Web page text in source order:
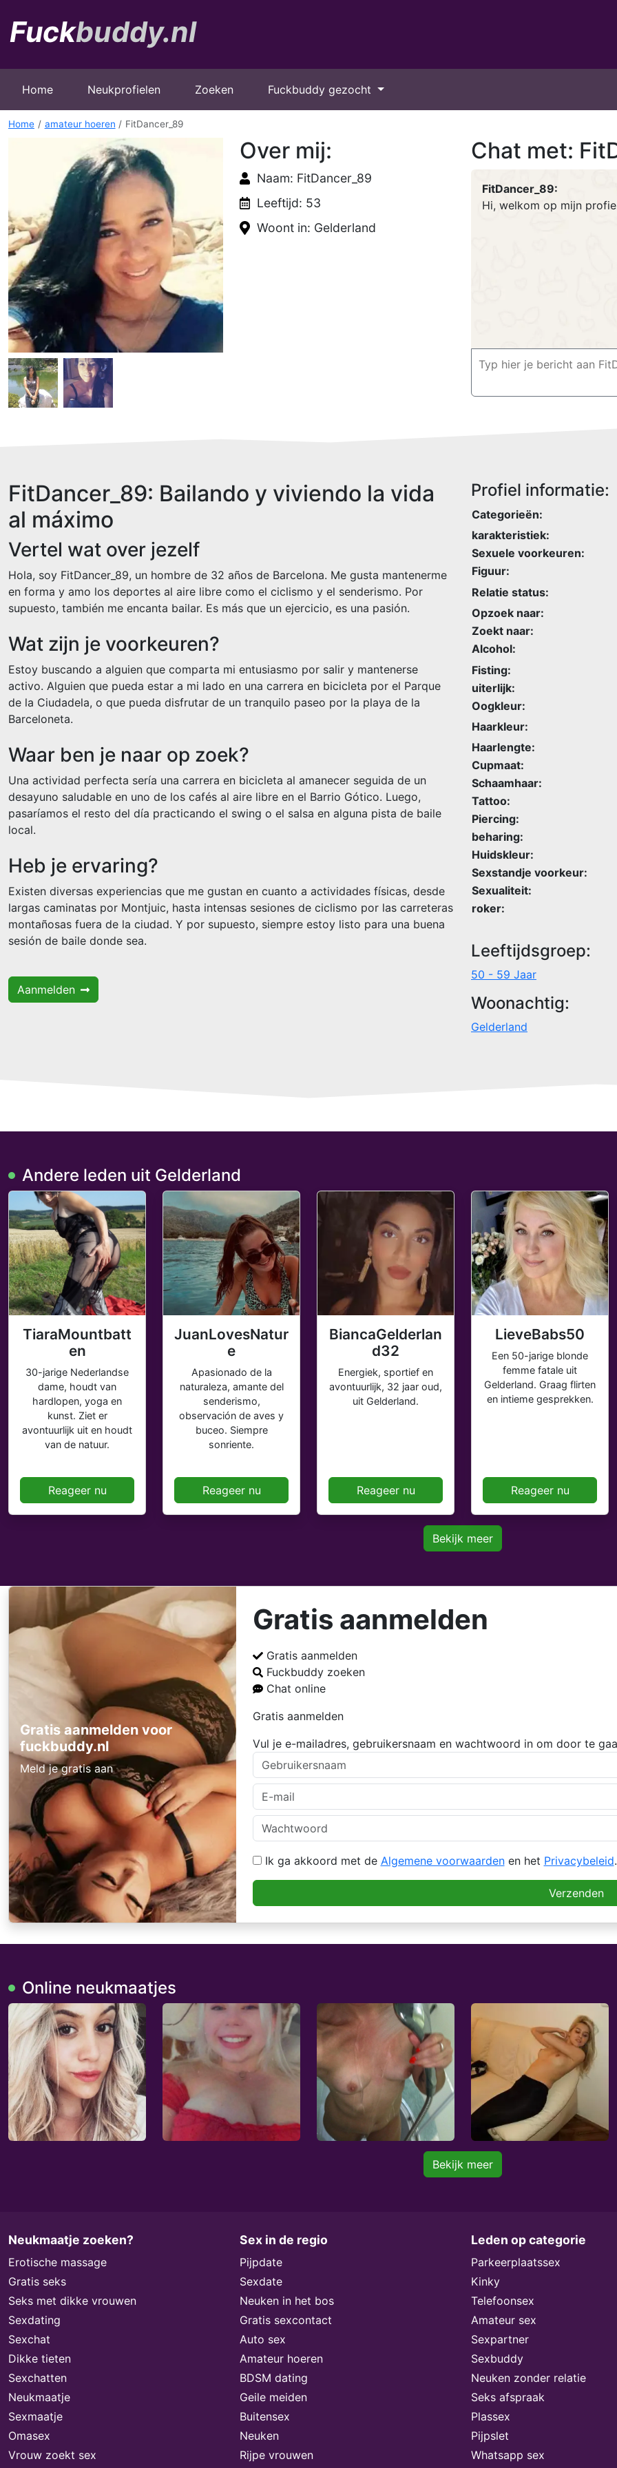
Home Neukprofielen Zoeken Fuckbuddy gezocht
Home amateur hoeren FitDancer_89
Over mij:
Naam: FitDancer_89
Leeftijd: 53
Woont in: Gelderland
Chat met:
FitDancer_89:
Hi, welkom op mijn
FitDancer_89: Bailando y viviendo la vida
al máximo
Vertel wat over jezelf
Hola, soy FitDancer_89, un hombre de 32 años de Barcelona. Me gusta mantenerme
en forma y amo los deportes al aire libre como el ciclismo y el senderismo. Por
supuesto, también me encanta bailar. Es más que un ejercicio, es una pasión.
Wat zijn je voorkeuren?
Estoy buscando a alguien que comparta mi entusiasmo por salir y mantenerse
activo. Alguien que pueda estar a mi lado en una carrera en bicicleta por el Parque
de la Ciudadela, o que pueda disfrutar de un tranquilo paseo por la playa de la
Barceloneta.
Waar ben je naar op zoek?
Una actividad perfecta sería una carrera en bicicleta al amanecer seguida de un
desayuno saludable en uno de los cafés al aire libre en el Barrio Gótico. Luego,
pasaríamos el resto del día practicando el swing o el salsa en alguna pista de baile
local.
Heb je ervaring?
Existen diversas experiencias que me gustan en cuanto a actividades físicas, desde
largas caminatas por Montjuic, hasta intensas sesiones de ciclismo por las carreteras
montañosas fuera de la ciudad. Y por supuesto, siempre estoy listo para una buena
sesión de baile donde sea.
Aanmelden
Profiel informatie:
Categorieën:
karakteristiek:
Sexuele voorkeuren:
Figuur:
Relatie status:
Opzoek naar:
Zoekt naar:
Alcohol:
Fisting:
uiterlijk:
Oogkleur:
Haarkleur:
Haarlengte:
Cupmaat:
Schaamhaar:
Tattoo:
Piercing:
beharing:
Huidskleur:
Sexstandje voorkeur:
Sexualiteit:
roker:
Leeftijdsgroep:
50 - 59 Jaar
Woonachtig:
Gelderland
Andere leden uit Gelderland
TiaraMountbatt
en
30-jarige Nederlandse
dame, houdt van
hardlopen, yoga en
kunst. Ziet er
avontuurlijk uit en houdt
van de natuur.
Reageer nu
JuanLovesNatur
e
Apasionado de la
naturaleza, amante del
senderismo,
observación de aves y
buceo. Siempre
sonriente.
Reageer nu
BiancaGelderlan
d32
Energiek, sportief en
avontuurlijk, 32 jaar oud,
uit Gelderland.
Reageer nu
LieveBabs50
Een 50-jarige blonde
femme fatale uit
Gelderland. Graag flirten
en intieme gesprekken.
Reageer nu
Bekijk meer
Gratis aanmelden voor
fuckbuddy.nl
Meld je gratis aan
Gratis aanmelden
Gratis aanmelden
Fuckbuddy zoeken
Chat online
Gratis aanmelden
Vul je e-mailadres, gebruikersnaam en wachtwoord in om door te
Ik ga akkoord met de Algemene voorwaardenen het Privacybeleid.
Verzenden
Online neukmaatjes
Bekijk meer
Neukmaatje zoeken?
Erotische massage
Gratis seks
Seks met dikke vrouwen
Sexdating
Sexchat
Dikke tieten
Sexchatten
Neukmaatje
Sexmaatje
Omasex
Vrouw zoekt sex
Sex in de regio
Pijpdate
Sexdate
Neuken in het bos
Gratis sexcontact
Auto sex
Amateur hoeren
BDSM dating
Geile meiden
Buitensex
Neuken
Rijpe vrouwen
Leden op categorie
Parkeerplaatssex
Kinky
Telefoonsex
Amateur sex
Sexpartner
Sexbuddy
Neuken zonder relatie
Seks afspraak
Plassex
Pijpslet
Whatsapp sex